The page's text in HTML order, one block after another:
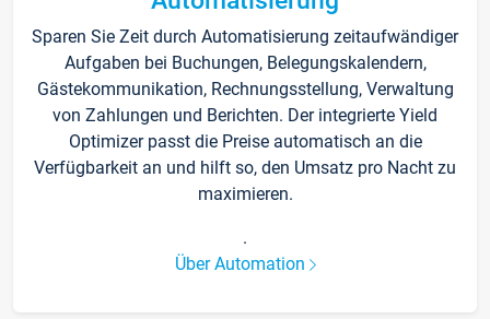
Sparen Sie Zeit durch Automatisierung zeitaufwändiger
Aufgaben bei Buchungen, Belegungskalendern,
Gästekommunikation, Rechnungsstellung, Verwaltung
von Zahlungen und Berichten. Der integrierte Yield
Optimizer passt die Preise automatisch an die
Verfügbarkeit an und hilft so, den Umsatz pro Nacht zu
maximieren.
.
Über Automation